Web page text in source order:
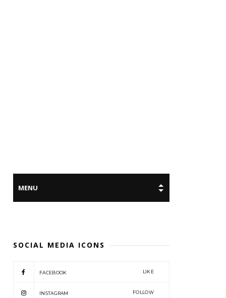
SOCIAL MEDIA ICONS
FACEBOOK LIKE
INSTAGRAM FOLLOW